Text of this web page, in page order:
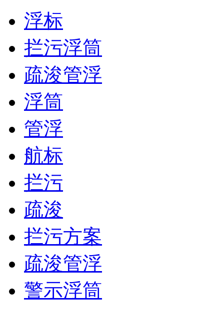
浮标
拦污浮筒
疏浚管浮
浮筒
管浮
航标
拦污
疏浚
拦污方案
疏浚管浮
警示浮筒